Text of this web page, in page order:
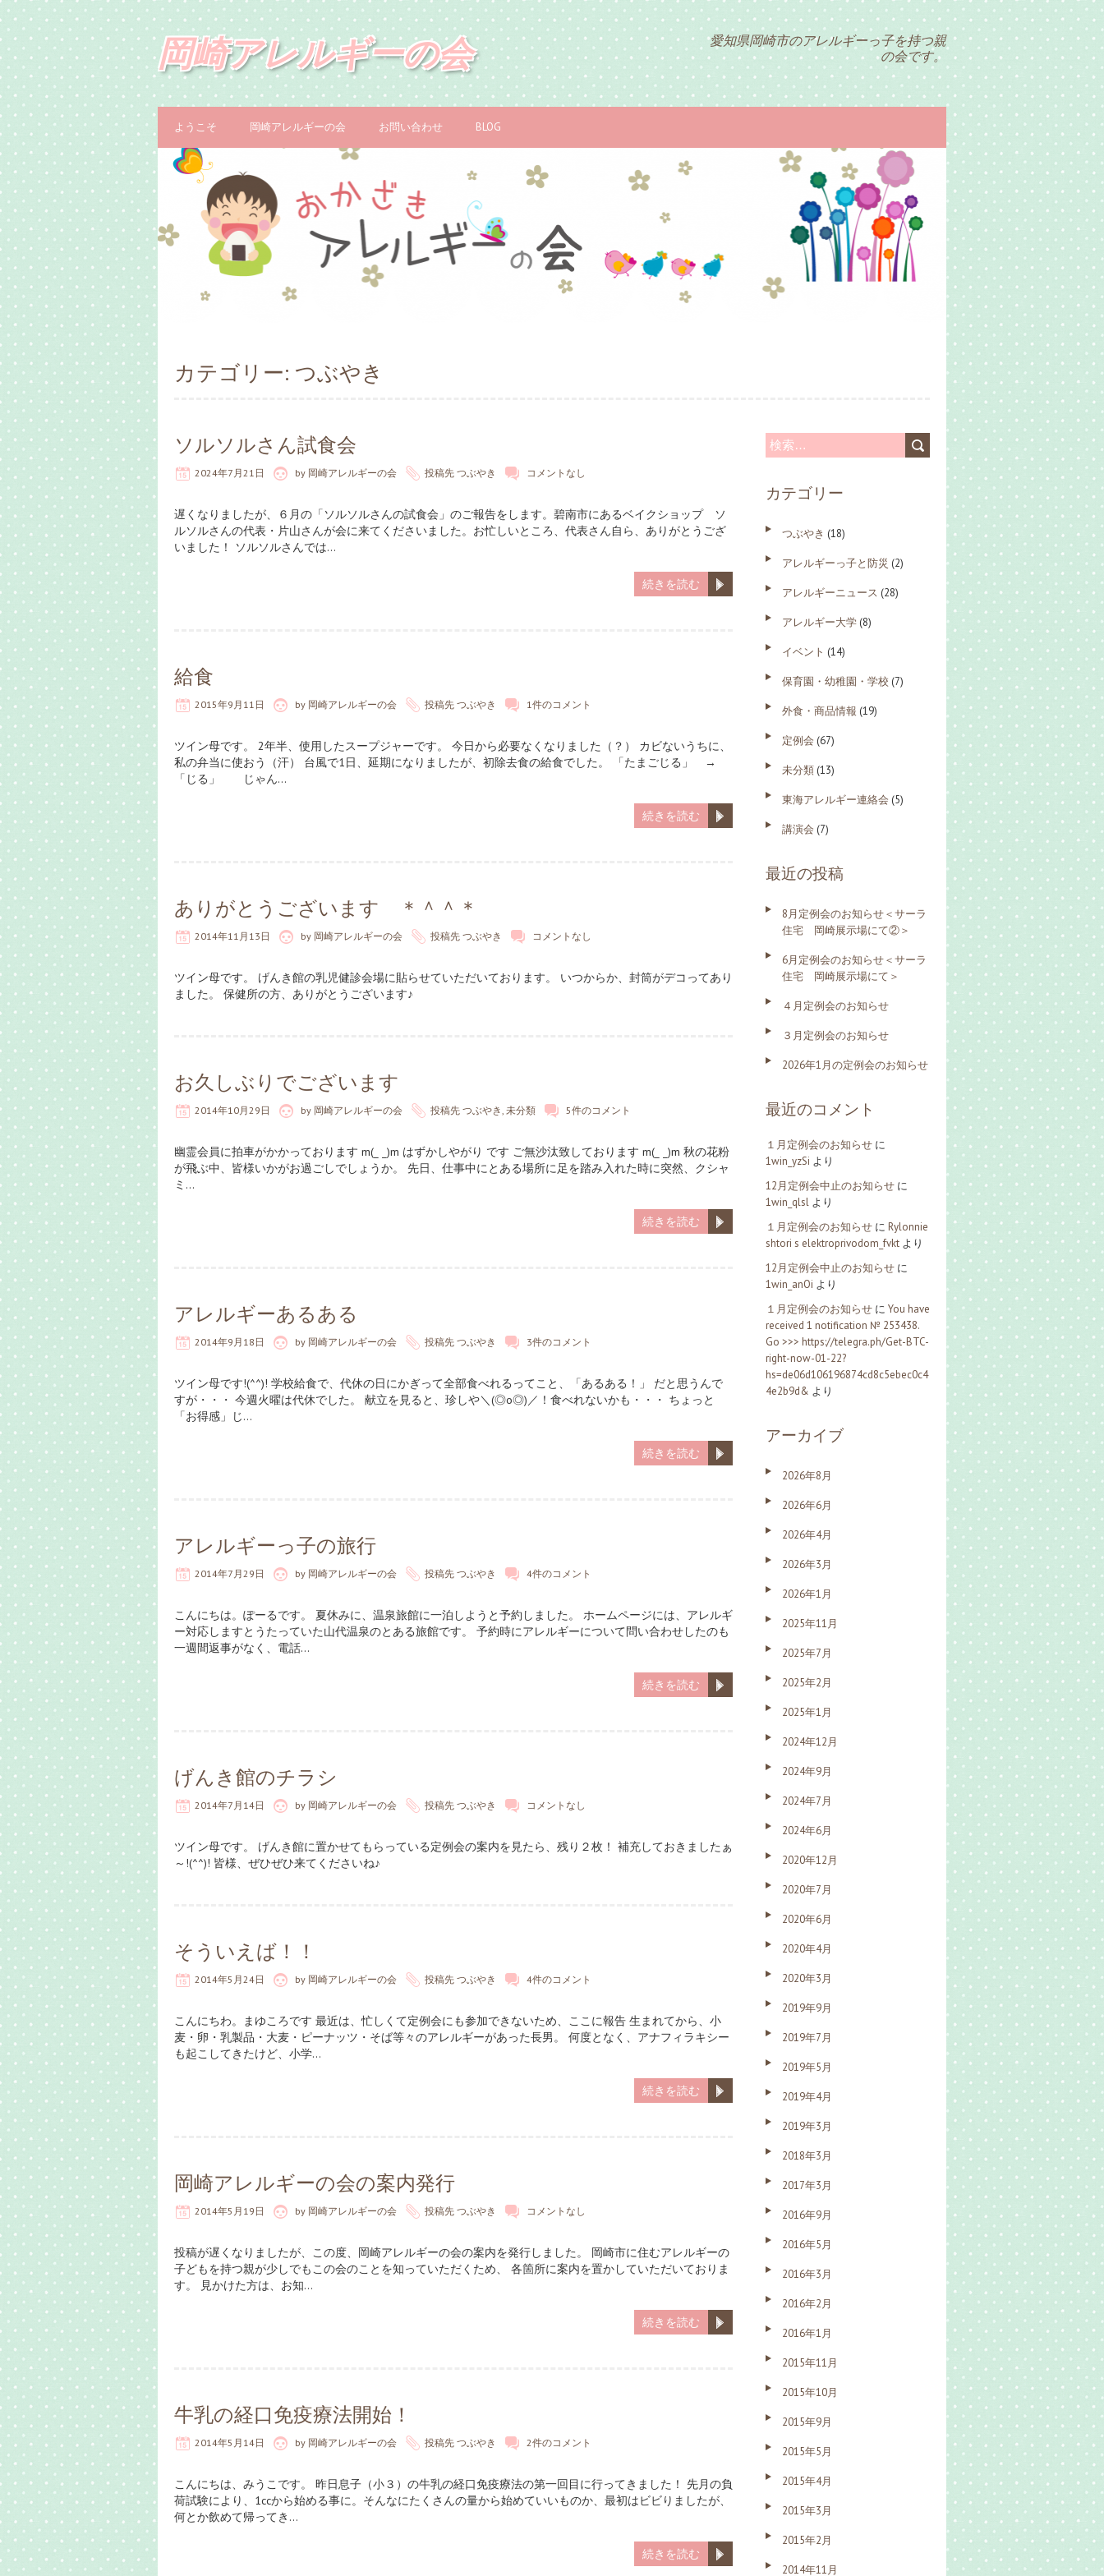
岡崎アレルギーの会
愛知県岡崎市のアレルギーっ子を持つ親
の会です。
ようこそ 岡崎アレルギーの会 お問い合わせ BLOG
カテゴリー: つぶやき
ソルソルさん試食会
2024年7月21日 by 岡崎アレルギーの会 投稿先 つぶやき コメントなし
遅くなりましたが、６月の「ソルソルさんの試食会」のご報告をします。碧南市にあるベイクショップ ソ
ルソルさんの代表・片山さんが会に来てくださいました。お忙しいところ、代表さん自ら、ありがとうござ
いました！ ソルソルさんでは…
続きを読む
給食
2015年9月11日 by 岡崎アレルギーの会 投稿先 つぶやき 1件のコメント
ツイン母です。 2年半、使用したスープジャーです。 今日から必要なくなりました（？） カビないうちに、
私の弁当に使おう（汗） 台風で1日、延期になりましたが、初除去食の給食でした。 「たまごじる」 →
「じる」 じゃん…
続きを読む
ありがとうございます ＊＾＾＊
2014年11月13日 by 岡崎アレルギーの会 投稿先 つぶやき コメントなし
ツイン母です。 げんき館の乳児健診会場に貼らせていただいております。 いつからか、封筒がデコってあり
ました。 保健所の方、ありがとうございます♪
お久しぶりでございます
2014年10月29日 by 岡崎アレルギーの会 投稿先 つぶやき 未分類 5件のコメント
幽霊会員に拍車がかかっております m(_ _)m はずかしやがり です ご無沙汰致しております m(_ _)m 秋の花粉
が飛ぶ中、皆様いかがお過ごしでしょうか。 先日、仕事中にとある場所に足を踏み入れた時に突然、クシャ
ミ…
続きを読む
アレルギーあるある
2014年9月18日 by 岡崎アレルギーの会 投稿先 つぶやき 3件のコメント
ツイン母です!(^^)! 学校給食で、代休の日にかぎって全部食べれるってこと、「あるある！」 だと思うんで
すが・・・ 今週火曜は代休でした。 献立を見ると、珍しや＼(◎o◎)／！食べれないかも・・・ ちょっと
「お得感」じ…
続きを読む
アレルギーっ子の旅行
2014年7月29日 by 岡崎アレルギーの会 投稿先 つぶやき 4件のコメント
こんにちは。ぽーるです。 夏休みに、温泉旅館に一泊しようと予約しました。 ホームページには、アレルギ
ー対応しますとうたっていた山代温泉のとある旅館です。 予約時にアレルギーについて問い合わせしたのも
一週間返事がなく、電話…
続きを読む
げんき館のチラシ
2014年7月14日 by 岡崎アレルギーの会 投稿先 つぶやき コメントなし
ツイン母です。 げんき館に置かせてもらっている定例会の案内を見たら、残り２枚！ 補充しておきましたぁ
～!(^^)! 皆様、ぜひぜひ来てくださいね♪
そういえば！！
2014年5月24日 by 岡崎アレルギーの会 投稿先 つぶやき 4件のコメント
こんにちわ。まゆころです 最近は、忙しくて定例会にも参加できないため、ここに報告 生まれてから、小
麦・卵・乳製品・大麦・ピーナッツ・そば等々のアレルギーがあった長男。 何度となく、アナフィラキシー
も起こしてきたけど、小学…
続きを読む
岡崎アレルギーの会の案内発行
2014年5月19日 by 岡崎アレルギーの会 投稿先 つぶやき コメントなし
投稿が遅くなりましたが、この度、岡崎アレルギーの会の案内を発行しました。 岡崎市に住むアレルギーの
子どもを持つ親が少しでもこの会のことを知っていただくため、 各箇所に案内を置かしていただいておりま
す。 見かけた方は、お知…
続きを読む
牛乳の経口免疫療法開始！
2014年5月14日 by 岡崎アレルギーの会 投稿先 つぶやき 2件のコメント
こんにちは、みうこです。 昨日息子（小３）の牛乳の経口免疫療法の第一回目に行ってきました！ 先月の負
荷試験により、1ccから始める事に。そんなにたくさんの量から始めていいものか、最初はビビりましたが、
何とか飲めて帰ってき…
続きを読む
検
カテゴリー
つぶやき (18)
アレルギーっ子と防災 (2)
アレルギーニュース (28)
アレルギー大学 (8)
イベント (14)
保育園・幼稚園・学校 (7)
外食・商品情報 (19)
定例会 (67)
未分類 (13)
東海アレルギー連絡会 (5)
講演会 (7)
最近の投稿
8月定例会のお知らせ＜サーラ
住宅 岡崎展示場にて②＞
6月定例会のお知らせ＜サーラ
住宅 岡崎展示場にて＞
４月定例会のお知らせ
３月定例会のお知らせ
2026年1月の定例会のお知らせ
最近のコメント
１月定例会のお知らせ に
1win_yzSi より
12月定例会中止のお知らせ に
1win_qlsl より
１月定例会のお知らせ に Rylonnie
shtori s elektroprivodom_fvkt より
12月定例会中止のお知らせ に
1win_anOi より
１月定例会のお知らせ に You have
received 1 notification № 253438.
Go >>> https://telegra.ph/Get-BTC-
right-now-01-22?
hs=de06d106196874cd8c5ebec0c4
4e2b9d& より
アーカイブ
2026年8月
2026年6月
2026年4月
2026年3月
2026年1月
2025年11月
2025年7月
2025年2月
2025年1月
2024年12月
2024年9月
2024年7月
2024年6月
2020年12月
2020年7月
2020年6月
2020年4月
2020年3月
2019年9月
2019年7月
2019年5月
2019年4月
2019年3月
2018年3月
2017年3月
2016年9月
2016年5月
2016年3月
2016年2月
2016年1月
2015年11月
2015年10月
2015年9月
2015年5月
2015年4月
2015年3月
2015年2月
2014年11月